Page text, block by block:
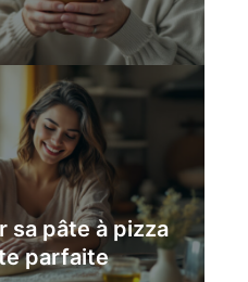
sa pâte à pizza
parfaite